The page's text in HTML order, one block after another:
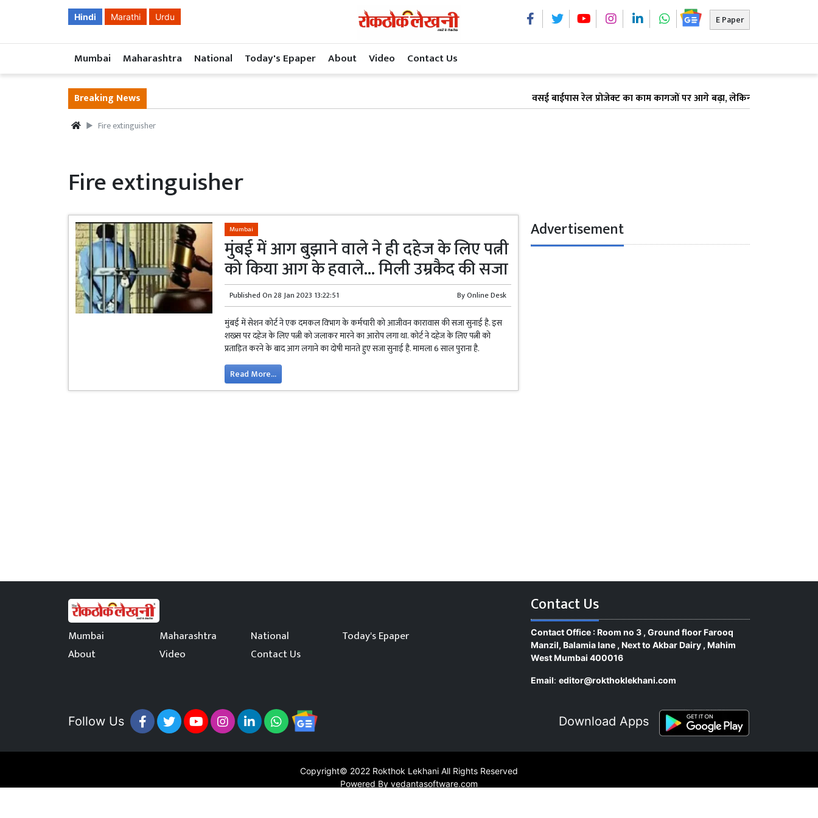
Hindi Marathi Urdu E Paper
Mumbai Maharashtra National Today's Epaper About Video Contact Us
Breaking News वसई बाईपास रेल प्रोजेक्ट का काम कागजों पर आगे बढ़ा, लेकिन सर्वे में देरी के
Fire extinguisher
Fire extinguisher
Mumbai
मुंबई में आग बुझाने वाले ने ही दहेज के लिए पत्नी
को किया आग के हवाले... मिली उम्रकैद की सजा
Published On 28 Jan 2023 13:22:51 ByOnline Desk
मुंबई में सेशन कोर्ट ने एक दमकल विभाग के कर्मचारी को आजीवन कारावास की सजा सुनाई है. इस
शख्स पर दहेज के लिए पत्नी को जलाकर मारने का आरोप लगा था. कोर्ट ने दहेज के लिए पत्नी को
प्रताड़ित करने के बाद आग लगाने का दोषी मानते हुए सजा सुनाई है. मामला 6 साल पुराना है.
Read More...
Advertisement
Mumbai Maharashtra National
Today's Epaper
About
Video Contact Us
Contact Us
Contact Office : Room no 3 , Ground floor Farooq
Manzil, Balamia lane , Next to Akbar Dairy , Mahim
West Mumbai 400016
Email: editor@rokthoklekhani.com
Download Apps
Copyright© 2022 Rokthok Lekhani All Rights Reserved
Powered By vedantasoftware.com